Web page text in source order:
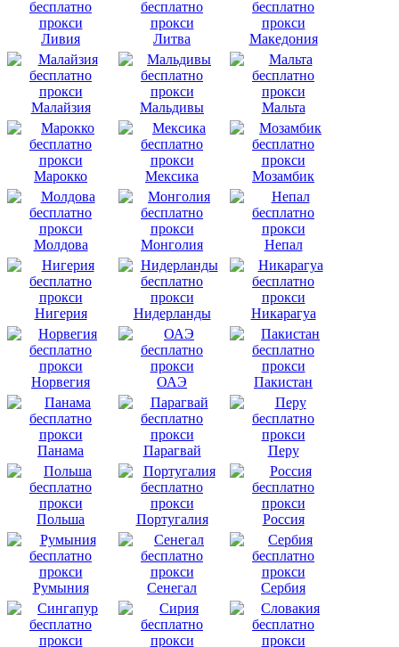
Ливия Литва Македония
Малайзия Мальдивы Мальта
Марокко Мексика Мозамбик
Молдова Монголия Непал
Нигерия Нидерланды Никарагуа
Норвегия ОАЭ Пакистан
Панама Парагвай Перу
Польша Португалия Россия
Румыния Сенегал Сербия